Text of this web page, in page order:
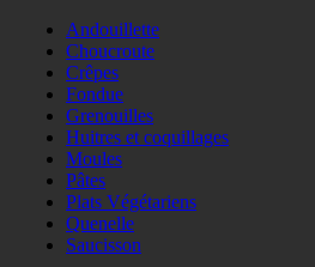
Andouillette
Choucroute
Crêpes
Fondue
Grenouilles
Huitres et coquillages
Moules
Pâtes
Plats Végétariens
Quenelle
Saucisson